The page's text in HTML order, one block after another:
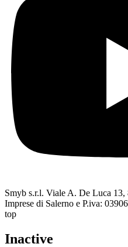
Smyb s.r.l. Viale A. De Luca
Imprese di Salerno e P.iva:
top
Inactive